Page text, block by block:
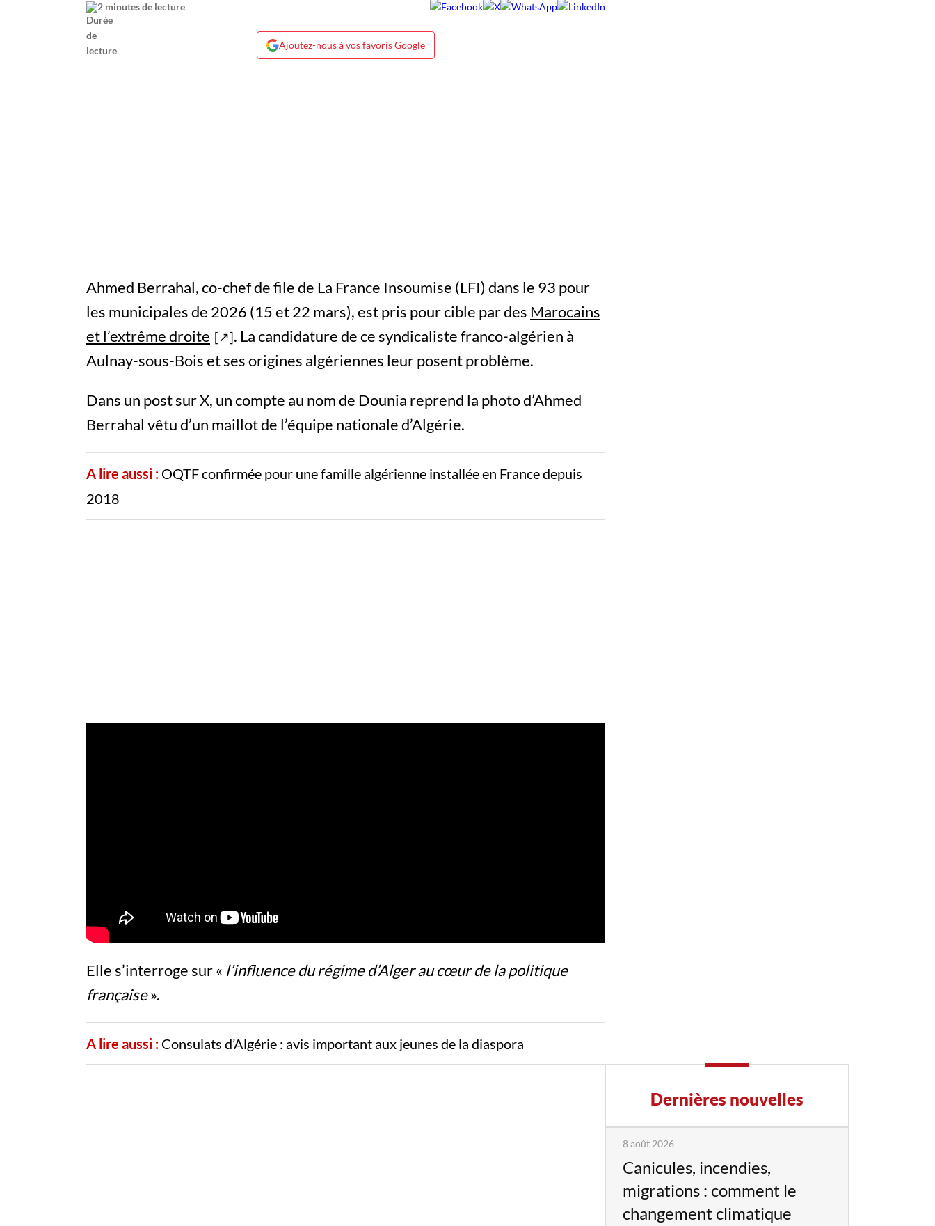
2 minutes de lecture
Ajoutez-nous à vos favoris Google
Ahmed Berrahal, co-chef de file de La France Insoumise (LFI) dans le 93 pour
les municipales de 2026 (15 et 22 mars), est pris pour cible par des Marocains
et l’extrême droite
. La candidature de ce syndicaliste franco-algérien à
Aulnay-sous-Bois et ses origines algériennes leur posent problème.
Dans un post sur X, un compte au nom de Dounia reprend la photo d’Ahmed
Berrahal vêtu d’un maillot de l’équipe nationale d’Algérie.
A lire aussi : OQTF confirmée pour une famille algérienne installée en France depuis
2018
Elle s’interroge sur « l’influence du régime d’Alger au cœur de la politique
française».
A lire aussi : Consulats d’Algérie : avis important aux jeunes de la diaspora
Dernières nouvelles
8 août 2026
Canicules, incendies,
migrations : comment le
changement climatique